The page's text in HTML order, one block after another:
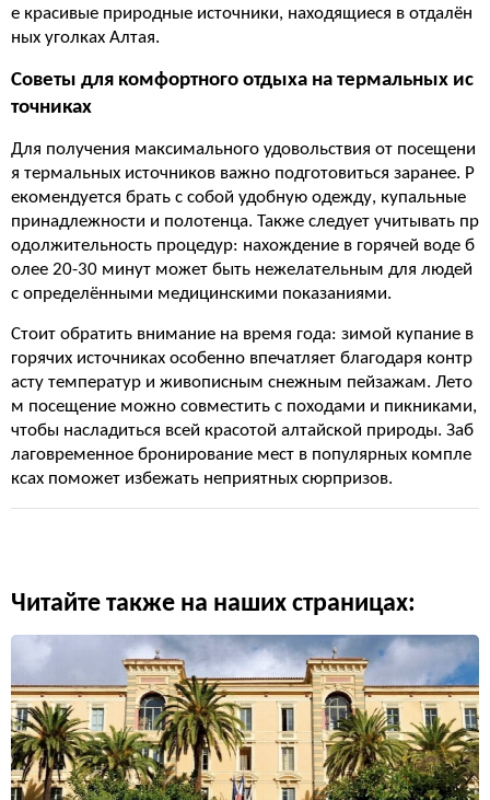
е красивые природные источники, находящиеся в отдалён
ных уголках Алтая.
Советы для комфортного отдыха на термальных ис
точниках
Для получения максимального удовольствия от посещени
я термальных источников важно подготовиться заранее. Р
екомендуется брать с собой удобную одежду, купальные
принадлежности и полотенца. Также следует учитывать пр
одолжительность процедур: нахождение в горячей воде б
олее 20-30 минут может быть нежелательным для людей
с определёнными медицинскими показаниями.
Стоит обратить внимание на время года: зимой купание в
горячих источниках особенно впечатляет благодаря контр
асту температур и живописным снежным пейзажам. Лето
м посещение можно совместить с походами и пикниками,
чтобы насладиться всей красотой алтайской природы. Заб
лаговременное бронирование мест в популярных компле
ксах поможет избежать неприятных сюрпризов.
Читайте также на наших страницах: